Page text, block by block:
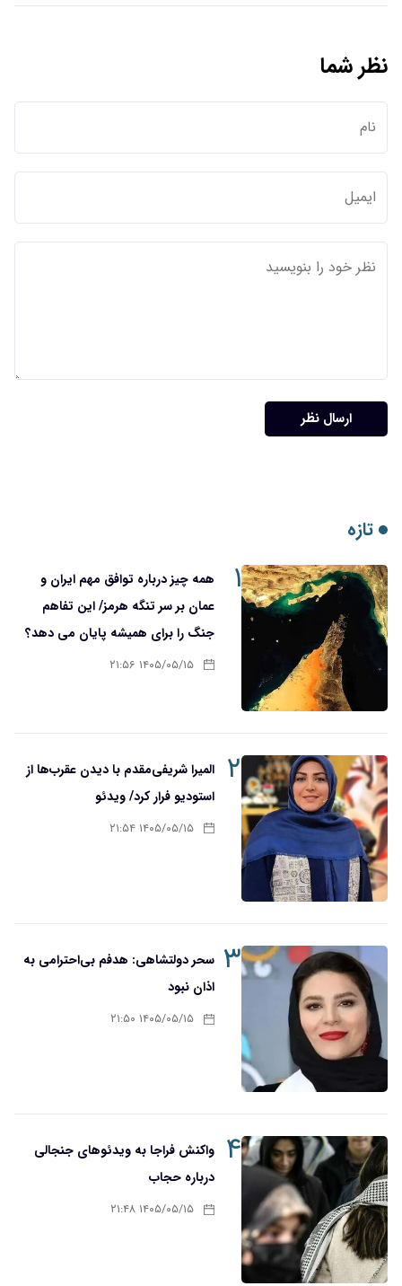
نظر شما
ارسال نظر
تازه
۱
همه چیز درباره توافق مهم ایران و
عمان بر سر تنگه هرمز/ این تفاهم
جنگ را برای همیشه پایان می دهد؟
۱۴۰۵/۰۵/۱۵ ۲۱:۵۶
۲
المیرا شریفی‌مقدم با دیدن عقرب‌ها از
استودیو فرار کرد/ ویدئو
۱۴۰۵/۰۵/۱۵ ۲۱:۵۴
۳ سحر دولتشاهی: هدفم بی‌احترامی به
اذان نبود
۱۴۰۵/۰۵/۱۵ ۲۱:۵۰
۴
واکنش فراجا به ویدئوهای جنجالی
درباره حجاب
۱۴۰۵/۰۵/۱۵ ۲۱:۴۸